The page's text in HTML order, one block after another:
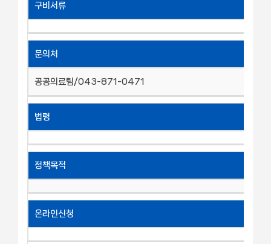
구비서류
문의처
공공의료팀/043-871-0471
법령
정책목적
온라인신청